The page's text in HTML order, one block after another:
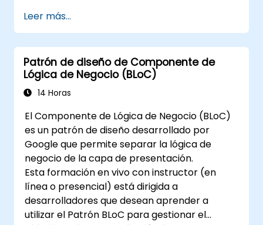
Leer más...
Patrón de diseño de Componente de
Lógica de Negocio (BLoC)
14 Horas
El Componente de Lógica de Negocio (BLoC)
es un patrón de diseño desarrollado por
Google que permite separar la lógica de
negocio de la capa de presentación.
Esta formación en vivo con instructor (en
línea o presencial) está dirigida a
desarrolladores que desean aprender a
utilizar el Patrón BLoC para gestionar el